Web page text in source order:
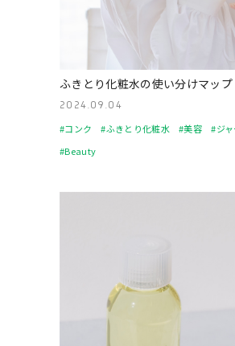
ふきとり化粧水の使い分けマップ
2024.09.04
#コンク #ふきとり化粧水 #美容
#ジ
#Beauty